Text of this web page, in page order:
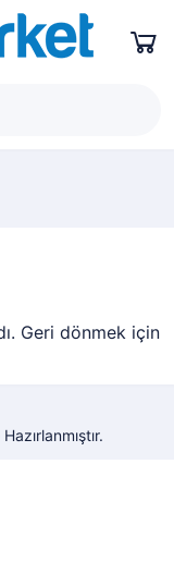
Geri dönmek için